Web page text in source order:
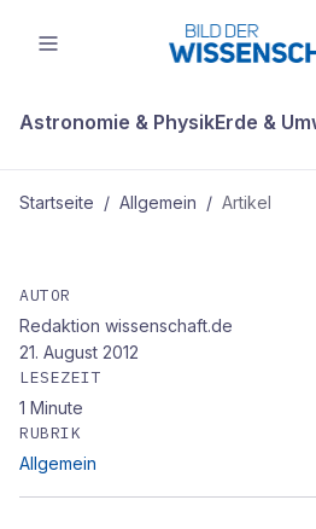
Astronomie & PhysikErde &
Startseite / Allgemein / Artikel
Carlos Villachica León
AUTOR
Redaktion wissenschaft.de
21. August 2012
LESEZEIT
1 Minute
RUBRIK
Allgemein